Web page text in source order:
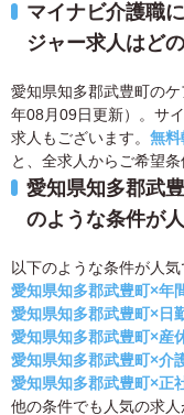
マイナビ介護職
ジャー求人はど
愛知県知多郡武豊町の
年08月09日更新）。サ
求人もございます。 無料
と、全求人からご希望
愛知県知多郡武
のような条件が
以下のような条件が人気
愛知県知多郡武豊町×年
愛知県知多郡武豊町×日
愛知県知多郡武豊町×産
愛知県知多郡武豊町×介
愛知県知多郡武豊町×正
他の条件でも人気の求